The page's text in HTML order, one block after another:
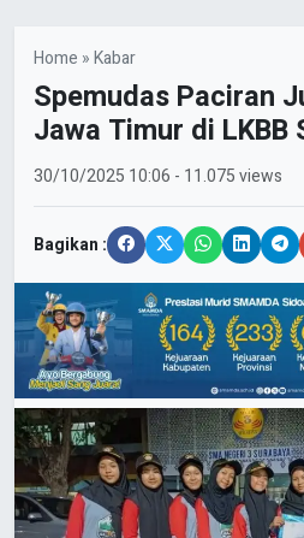
Home »Kabar
Spemudas Paciran
Jawa Timur di LKBB
30/10/2025 10:06 - 11.075 views
Bagikan :